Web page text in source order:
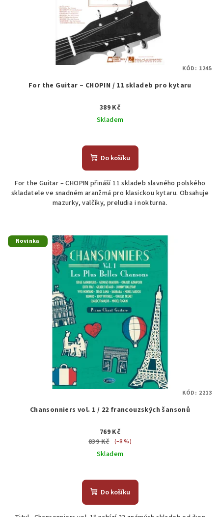
For the Guitar – CHOPIN / 11 skladeb pro kytaru
389 Kč
Skladem
Do košíku
For the Guitar – CHOPIN přináší 11 skladeb slavného polského
skladatele ve snadném aranžmá pro klasickou kytaru. Obsahuje
mazurky, valčíky, preludia i nokturna.
KÓD: 1245
Novinka
Chansonniers vol. 1 / 22 francouzských šansonů
769 Kč
839 Kč
(–8 %)
Skladem
Do košíku
KÓD: 2213